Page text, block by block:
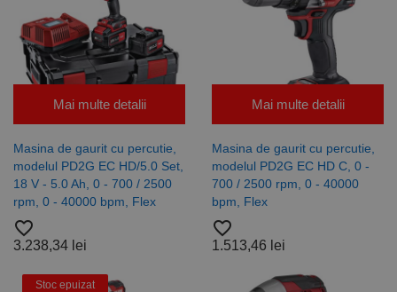
Mai multe detalii
Masina de gaurit cu percutie,
modelul PD2G EC HD/5.0 Set,
18 V - 5.0 Ah, 0 - 700 / 2500
rpm, 0 - 40000 bpm, Flex
favorite_border
3.238,34 lei
Mai multe detalii
Masina de gaurit cu percutie,
modelul PD2G EC HD C, 0 -
700 / 2500 rpm, 0 - 40000
bpm, Flex
favorite_border
1.513,46 lei
Stoc epuizat
Nume Expirare
CookieScriptConsent 1 lună
Acest cookie
este utilizat
de serviciul
Script.com
preferințele
consimțământ
ale cookie-